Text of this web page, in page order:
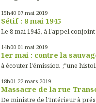
15h40 07 mai 2019
Sétif : 8 mai 1945
Le 8 mai 1945, à l’appel
14h00 01 mai 2019
1er mai : contre la
à écouter l'émission ;"une
18h01 22 mars 2019
Massacre de la rue
De ministre de l'Intérieur à